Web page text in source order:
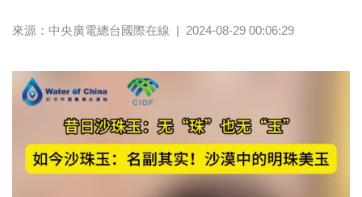
來源：中央廣電總台國際在線 | 2024-08-29 00:06:29